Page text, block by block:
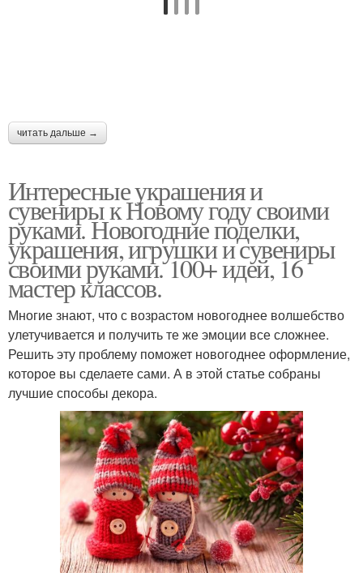
читать дальше →
Интересные украшения и
сувениры к Новому году своими
руками. Новогодние поделки,
украшения, игрушки и сувениры
своими руками. 100+ идей, 16
мастер классов.
Многие знают, что с возрастом новогоднее волшебство
улетучивается и получить те же эмоции все сложнее.
Решить эту проблему поможет новогоднее оформление,
которое вы сделаете сами. А в этой статье собраны
лучшие способы декора.